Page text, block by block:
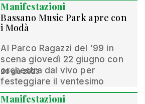
Manifestazioni
Bassano Music Park apre con
i Modà
Al Parco Ragazzi del ’99 in
scena giovedì 22 giugno con
orchestra dal vivo per
festeggiare il ventesimo
20 giu 2023
Manifestazioni